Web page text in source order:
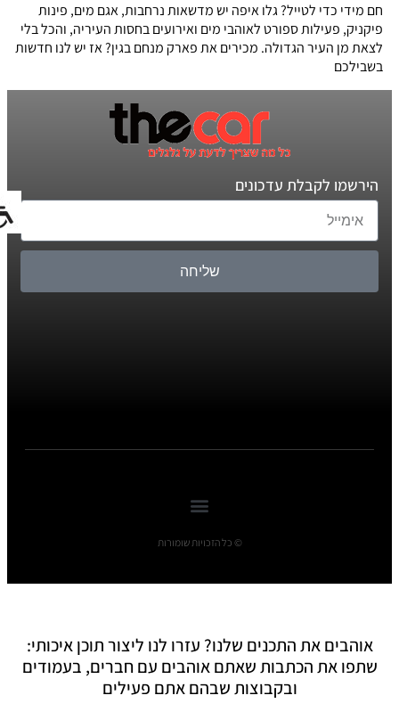
חם מידי כדי לטייל? גלו איפה יש מדשאות נרחבות, אגם מים, פינות
פיקניק, פעילות ספורט לאוהבי מים ואירועים בחסות העיריה, והכל בלי
לצאת מן העיר הגדולה. מכירים את פארק מנחם בגין? אז יש לנו חדשות
בשבילכם
הירשמו לקבלת עדכונים
שליחה
© כל הזכויות שומורות
אוהבים את התכנים שלנו? עזרו לנו ליצור תוכן איכותי:
שתפו את הכתבות שאתם אוהבים עם חברים, בעמודים
ובקבוצות שבהם אתם פעילים